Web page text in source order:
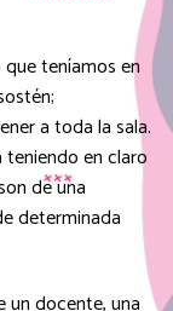
teníamos en
a toda la sala.
en claro
de una
determinada
un docente, una